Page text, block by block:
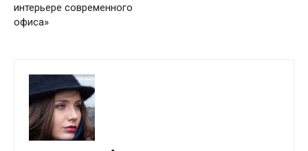
интерьере современного
офиса»